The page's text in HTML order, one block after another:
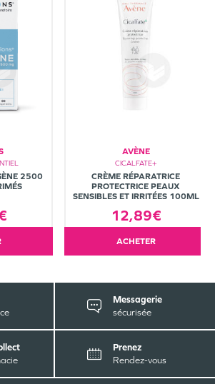
2500
AVÈNE
CICALFATE+
CRÈME RÉPARATRICE
PROTECTRICE PEAUX
SENSIBLES ET IRRITÉES 100ML
12,89€
ACHETER
Messagerie
sécurisée
Prenez
Rendez-vous